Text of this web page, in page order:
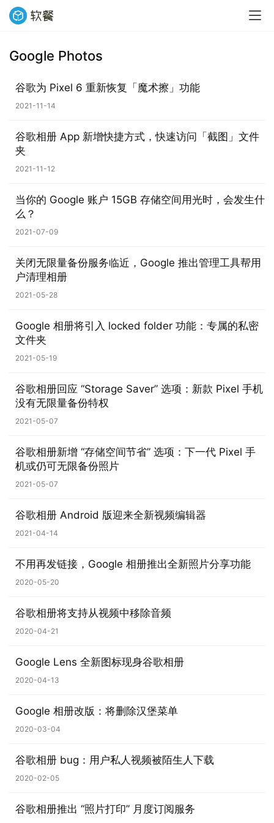
业
界
n
1
W
1
0
C
软
安
Google Photos
谷歌为 Pixel 6 重新恢复「魔术擦」功能
2021-11-14
谷歌相册 App 新增快捷方式，快速访问「截图」文件
夹
2021-11-12
当你的 Google 账户 15GB 存储空间用光时，会发生什
么？
2021-07-09
关闭无限量备份服务临近，Google 推出管理工具帮用
户清理相册
2021-05-28
Google 相册将引入 locked folder 功能：专属的私密
文件夹
2021-05-19
谷歌相册回应 “Storage Saver” 选项：新款 Pixel 手机
没有无限量备份特权
2021-05-07
谷歌相册新增 “存储空间节省” 选项：下一代 Pixel 手
机或仍可无限备份照片
2021-05-07
谷歌相册 Android 版迎来全新视频编辑器
2021-04-14
不用再发链接，Google 相册推出全新照片分享功能
2020-05-20
谷歌相册将支持从视频中移除音频
2020-04-21
Google Lens 全新图标现身谷歌相册
2020-04-13
Google 相册改版：将删除汉堡菜单
2020-03-04
谷歌相册 bug：用户私人视频被陌生人下载
2020-02-05
谷歌相册推出 “照片打印” 月度订阅服务